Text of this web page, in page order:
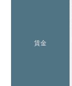
賃金